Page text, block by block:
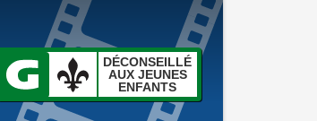
DÉCONSEILLÉ
AUX JEUNES
ENFANTS